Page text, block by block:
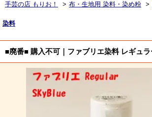
手芸の店 もりお！ > 布・生地用 染料・染め粉 >
染料
■廃番■ 購入不可｜ファブリエ染料 レギュ